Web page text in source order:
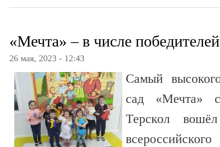
«Мечта» – в числе победителей
26 мая, 2023 - 12:43
Самый
сад «Мечта»
Терскол